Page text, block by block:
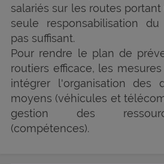
salariés sur les routes
seule responsabilisation
pas suffisant.
Pour rendre le plan de
routiers efficace, les
intégrer l'organisation des
moyens (véhicules et
gestion des
(compétences).